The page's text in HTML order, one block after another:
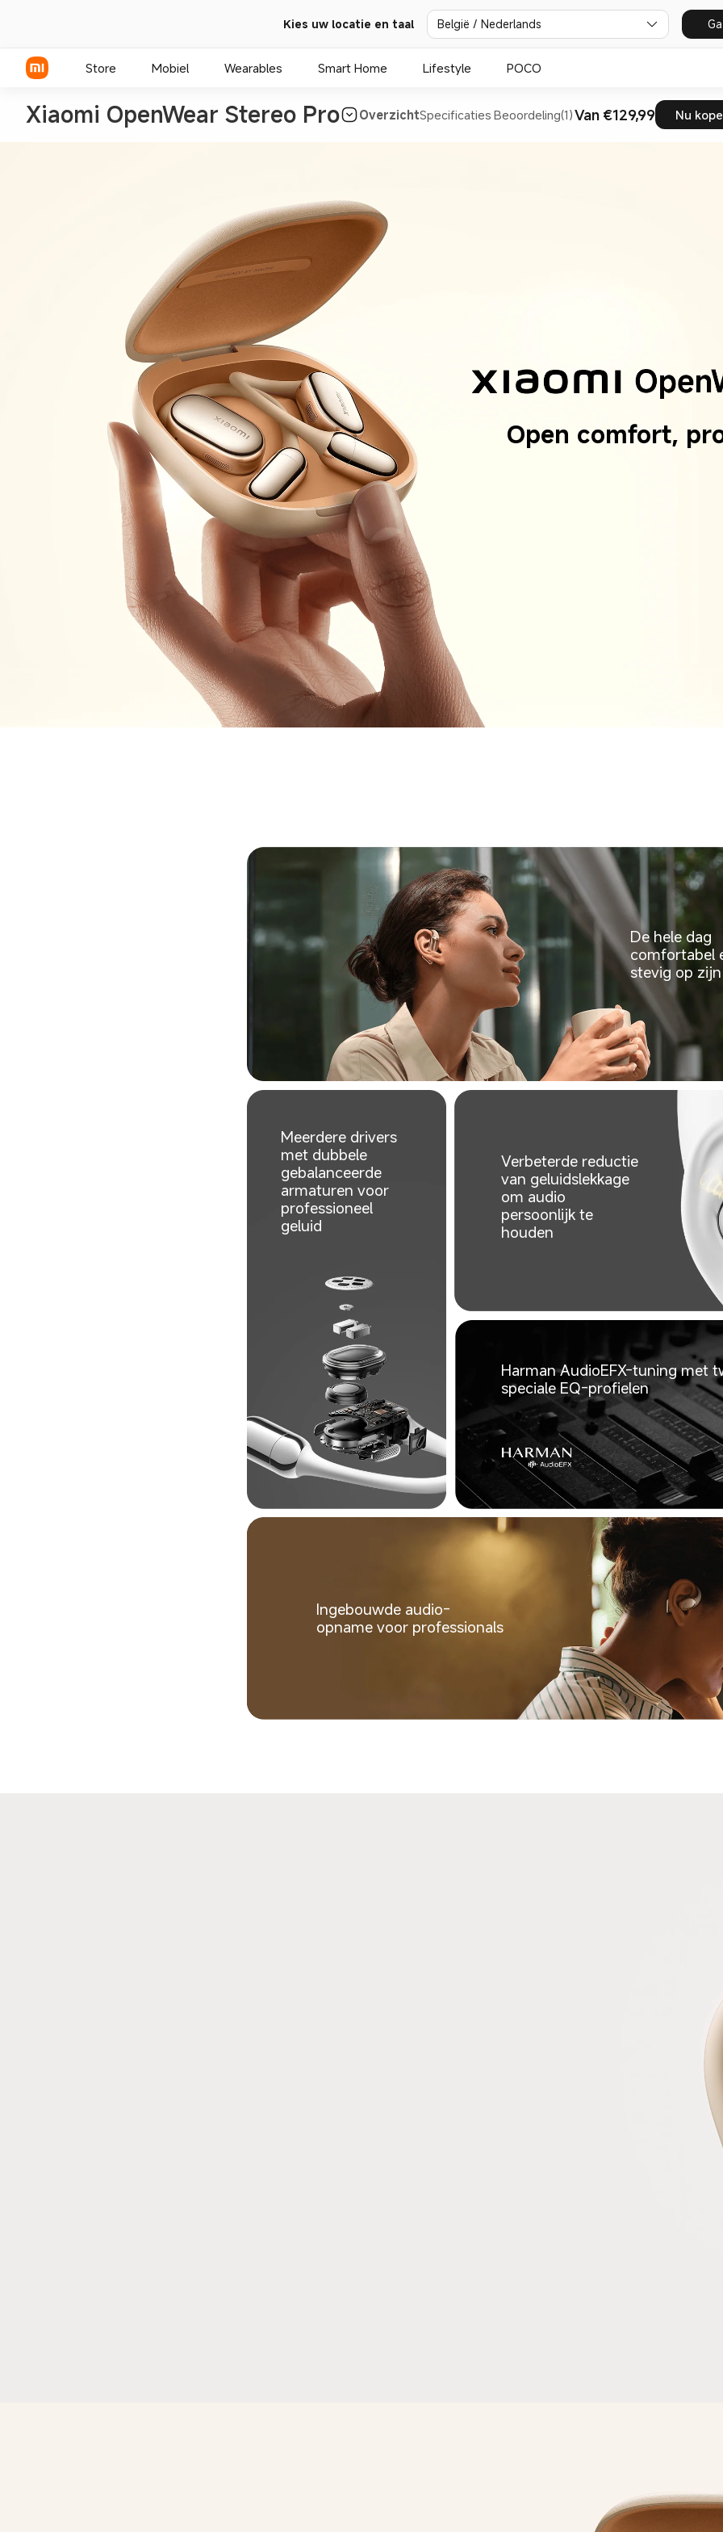
Kies uw locatie en taal België / Nederlands
Store Mobiel Wearables Smart Home Lifestyle POCO
Xiaomi OpenWear Stereo Pro OverzichtSpecificaties Beoordeling(1)Van €129,99 Nu
Open comfort,
De hele dag
comfortabel
stevig op
Meerdere drivers
met dubbele
gebalanceerde
armaturen voor
professioneel
geluid
Verbeterde reductie
van geluidslekkage
om audio
persoonlijk te
houden
Harman AudioEFX-tuning met
speciale EQ-profielen
Ingebouwde audio-
opname voor professionals